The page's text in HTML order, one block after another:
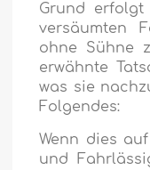
Grund
versäumten
ohne Sühne
erwähnte
was sie
Folgendes:
Wenn dies
und